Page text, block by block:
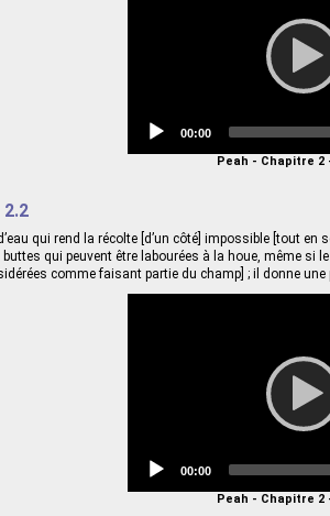
Current
00:00
Peah - Chapitre 2
2.2
qui rend la récolte [d’un côté] impossible [tout en
qui peuvent être labourées à la houe, même si
comme faisant partie du champ] ; il donne une
Current
00:00
Peah - Chapitre 2